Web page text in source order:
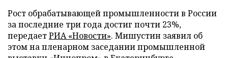
Рост обрабатывающей промышленности в России
за последние три года достиг почти 23%,
передаетРИА «Новости». Мишустин заявил об
этом на пленарном заседании промышленной